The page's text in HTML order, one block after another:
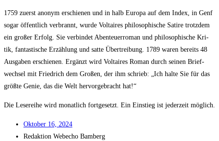
1759 zuerst anonym erschie­nen und in halb Euro­pa auf dem Index, in Genf
sogar öffent­lich ver­brannt, wur­de Vol­taires phi­lo­so­phi­sche Sati­re trotz­dem
ein gro­ßer Erfolg. Sie ver­bin­det Aben­teu­er­ro­man und phi­lo­so­phi­sche Kri­
tik, fan­tas­ti­sche Erzäh­lung und sat­te Über­trei­bung. 1789 waren bereits 48
Aus­ga­ben erschie­nen. Ergänzt wird Vol­taires Roman durch sei­nen Brief­
wech­sel mit Fried­rich dem Gro­ßen, der ihm schrieb: „Ich hal­te Sie für das
größ­te Genie, das die Welt her­vor­ge­bracht hat!“
Die Lese­rei­he wird monat­lich fort­ge­setzt. Ein Ein­stieg ist jeder­zeit möglich.
Okto­ber 16, 2024
Redak­ti­on Web­echo Bamberg